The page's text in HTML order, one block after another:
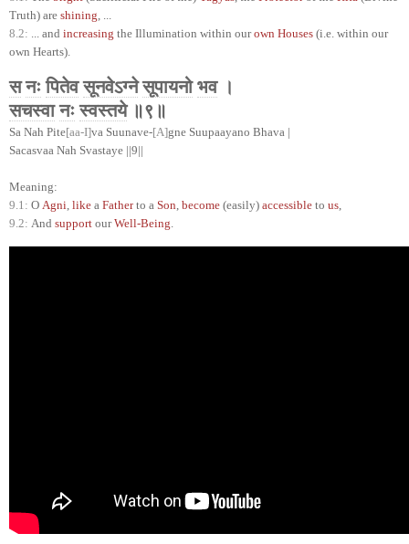
Truth) are shining, ...
8.2: ... and increasing the Illumination within ourown Houses (i.e. within our
own Hearts).
स नः पितेव सूनवेऽग्ने सूपायनो भव।
सचस्वा नः स्वस्तये॥९॥
Sa Nah Pite[aa-I]va Suunave-[A]gne Suupaayano Bhava |
Sacasvaa Nah Svastaye ||9||
Meaning:
9.1: O Agni, like a Father to a Son, become (easily) accessible to us,
9.2: And support ourWell-Being.